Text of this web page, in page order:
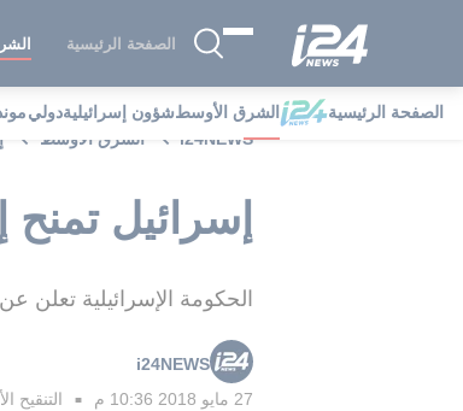
الصفحة الرئيسية
الصفحة الرئيسية الشرق الأوسطشؤون إسرائيليةدولي
i24NEWS
الشرق الأوسط
إسرائيل تمنح إقامة
الحكومة الإسرائيلية تعلن عن منحها إقامة مؤقتة لـ300 طالب
i24NEWS
27 مايو 2018 10:36 م
■ التنقيح